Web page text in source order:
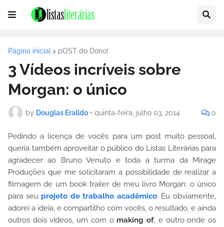
Página inicial pOST do Dono!
3 Vídeos incríveis sobre
Morgan: o único
by Douglas Eralldo • quinta-feira, julho 03, 2014 0
Pedindo a licença de vocês para um post muito pessoal,
queria também aproveitar o público do Listas Literárias para
agradecer ao Bruno Venuto e toda a turma da Mirage
Produções que me solicitaram a possibilidade de realizar a
filmagem de um book trailer de meu livro Morgan: o único
para seu projeto de trabalho acadêmico. Eu obviamente,
adorei a ideia, e compartilho com vocês, o resultado, e ainda
outros dois vídeos, um com o making of, e outro onde os